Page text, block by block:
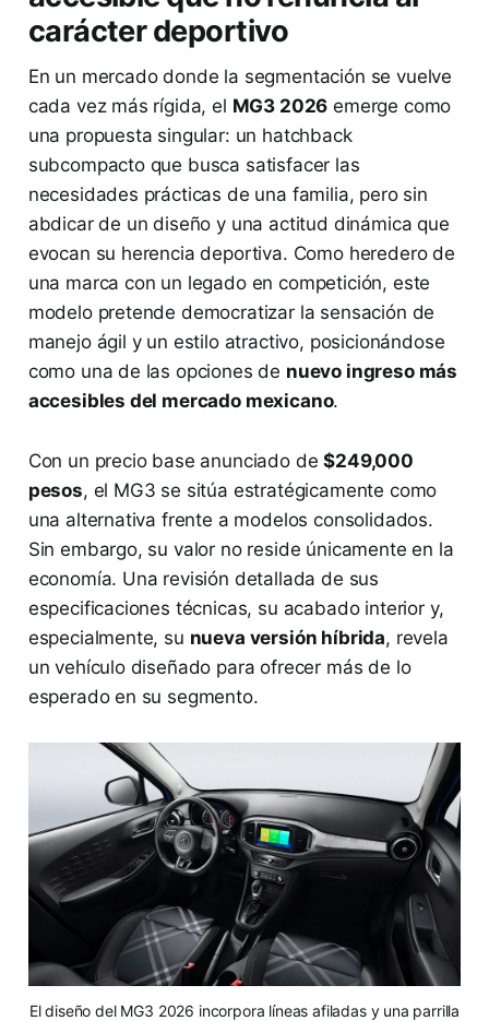
carácter deportivo
En un mercado donde la segmentación se vuelve
cada vez más rígida, el MG3 2026 emerge como
una propuesta singular: un hatchback
subcompacto que busca satisfacer las
necesidades prácticas de una familia, pero sin
abdicar de un diseño y una actitud dinámica que
evocan su herencia deportiva. Como heredero de
una marca con un legado en competición, este
modelo pretende democratizar la sensación de
manejo ágil y un estilo atractivo, posicionándose
como una de las opciones de nuevo ingreso más
accesibles del mercado mexicano.
Con un precio base anunciado de$249,000
pesos, el MG3 se sitúa estratégicamente como
una alternativa frente a modelos consolidados.
Sin embargo, su valor no reside únicamente en la
economía. Una revisión detallada de sus
especificaciones técnicas, su acabado interior y,
especialmente, su nueva versión híbrida, revela
un vehículo diseñado para ofrecer más de lo
esperado en su segmento.
El diseño del MG3 2026 incorpora líneas afiladas y una parrilla